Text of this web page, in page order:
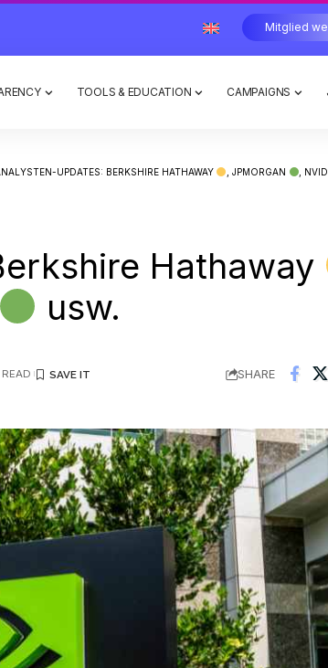
Mitglied
TOOLS & EDUCATION CAMPAIGNS
UPDATES: BERKSHIRE HATHAWAY , JPMORGAN ,
Hathaway
usw.
SHARE